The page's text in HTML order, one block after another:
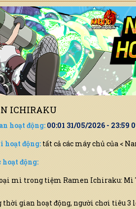
ICHIRAKU
hoạt động: 00:01 31/05/2026 - 23:59
hoạt động:tất cả các máy chủ của <
hoạt động:
mì trong tiệm Ramen Ichiraku: Mì
thời gian hoạt động, người chơi tiêu 3